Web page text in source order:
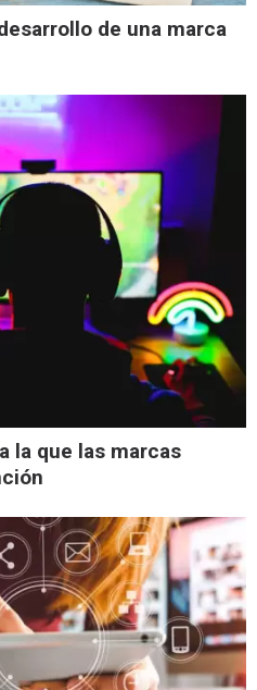
de una marca
la que las marcas